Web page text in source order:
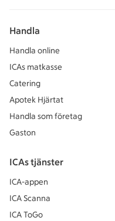
Handla
Handla online
ICAs matkasse
Catering
Apotek Hjärtat
Handla som företag
Gaston
ICAs tjänster
ICA-appen
ICA Scanna
ICA ToGo